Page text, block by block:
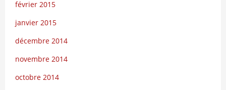
février 2015
janvier 2015
décembre 2014
novembre 2014
octobre 2014